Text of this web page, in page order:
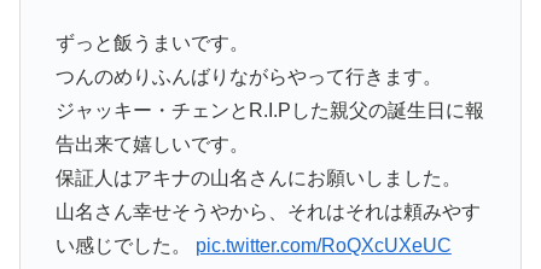
ずっと飯うまいです。
つんのめりふんばりながらやって行きます。
ジャッキー・チェンとR.I.Pした親父の誕生日に報
告出来て嬉しいです。
保証人はアキナの山名さんにお願いしました。
山名さん幸せそうやから、それはそれは頼みやす
い感じでした。 pic.twitter.com/RoQXcUXeUC